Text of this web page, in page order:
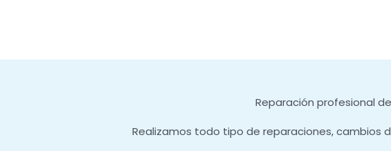
Reparación profesional
Realizamos todo tipo de reparaciones, cambios